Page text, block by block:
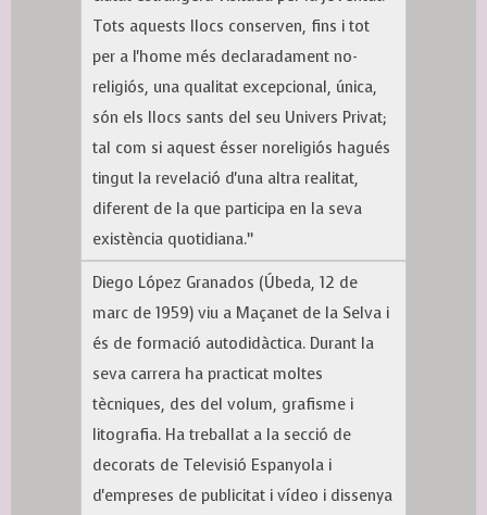
Tots aquests llocs conserven, fins i tot
per a l'home més declaradament no-
religiós, una qualitat excepcional, única,
són els llocs sants del seu Univers Privat;
tal com si aquest ésser noreligiós hagués
tingut la revelació d'una altra realitat,
diferent de la que participa en la seva
existència quotidiana.”
Diego López Granados (Úbeda, 12 de
marc de 1959) viu a Maçanet de la Selva i
és de formació autodidàctica. Durant la
seva carrera ha practicat moltes
tècniques, des del volum, grafisme i
litografia. Ha treballat a la secció de
decorats de Televisió Espanyola i
d'empreses de publicitat i vídeo i dissenya